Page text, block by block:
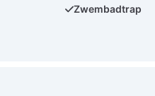
Zwembadtrap